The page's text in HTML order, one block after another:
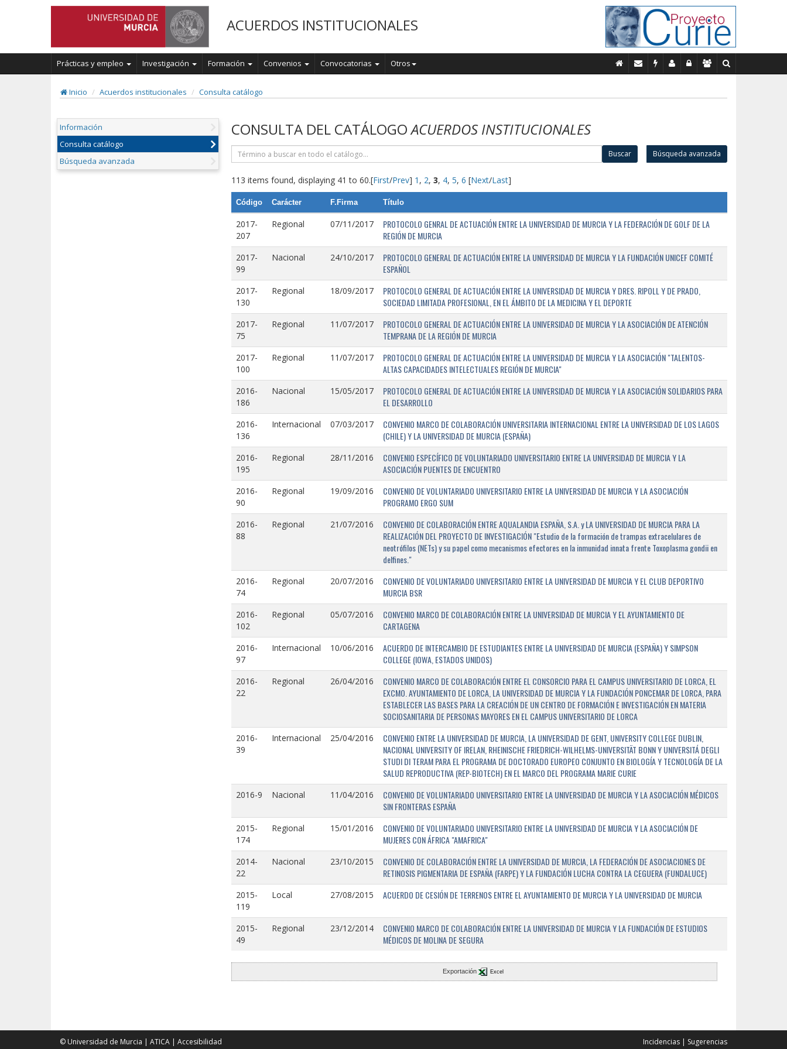
ACUERDOS INSTITUCIONALES
Prácticas y empleo Investigación Formación Convenios Convocatorias Otros
Inicio Acuerdos institucionales Consulta catálogo
Información
Consulta catálogo
Búsqueda avanzada
CONSULTA DEL CATÁLOGOACUERDOS INSTITUCIONALES
Buscar Búsqueda avanzada
113 items found, displaying 41 to 60.[First/Prev] 1 , 2, 3, 4, 5, 6 [Next/Last]
Código Carácter F.Firma Título
2017-
207
Regional 07/11/2017
PROTOCOLO GENRAL DE ACTUACIÓN ENTRE LA UNIVERSIDAD DE MURCIA Y LA FEDERACIÓN DE GOLF DE LA
REGIÓN DE MURCIA
2017-
99
Nacional 24/10/2017
PROTOCOLO GENERAL DE ACTUACIÓN ENTRE LA UNIVERSIDAD DE MURCIA Y LA FUNDACIÓN UNICEF COMITÉ
ESPAÑOL
2017-
130
Regional 18/09/2017
PROTOCOLO GENERAL DE ACTUACIÓN ENTRE LA UNIVERSIDAD DE MURCIA Y DRES. RIPOLL Y DE PRADO,
SOCIEDAD LIMITADA PROFESIONAL, EN EL ÁMBITO DE LA MEDICINA Y EL DEPORTE
2017-
75
Regional 11/07/2017
PROTOCOLO GENERAL DE ACTUACIÓN ENTRE LA UNIVERSIDAD DE MURCIA Y LA ASOCIACIÓN DE ATENCIÓN
TEMPRANA DE LA REGIÓN DE MURCIA
2017-
100
Regional 11/07/2017
PROTOCOLO GENERAL DE ACTUACIÓN ENTRE LA UNIVERSIDAD DE MURCIA Y LA ASOCIACIÓN "TALENTOS-
ALTAS CAPACIDADES INTELECTUALES REGIÓN DE MURCIA"
2016-
186
Nacional 15/05/2017
PROTOCOLO GENERAL DE ACTUACIÓN ENTRE LA UNIVERSIDAD DE MURCIA Y LA ASOCIACIÓN SOLIDARIOS PARA
EL DESARROLLO
2016-
136
Internacional 07/03/2017
CONVENIO MARCO DE COLABORACIÓN UNIVERSITARIA INTERNACIONAL ENTRE LA UNIVERSIDAD DE LOS LAGOS
(CHILE) Y LA UNIVERSIDAD DE MURCIA (ESPAÑA)
2016-
195
Regional 28/11/2016
CONVENIO ESPECÍFICO DE VOLUNTARIADO UNIVERSITARIO ENTRE LA UNIVERSIDAD DE MURCIA Y LA
ASOCIACIÓN PUENTES DE ENCUENTRO
2016-
90
Regional 19/09/2016
CONVENIO DE VOLUNTARIADO UNIVERSITARIO ENTRE LA UNIVERSIDAD DE MURCIA Y LA ASOCIACIÓN
PROGRAMO ERGO SUM
2016-
88
Regional 21/07/2016
CONVENIO DE COLABORACIÓN ENTRE AQUALANDIA ESPAÑA, S.A. y LA UNIVERSIDAD DE MURCIA PARA LA
REALIZACIÓN DEL PROYECTO DE INVESTIGACIÓN "Estudio de la formación de trampas extracelulares de
neotrófilos (NETs) y su papel como mecanismos efectores en la inmunidad innata frente Toxoplasma gondii en
delfines."
2016-
74
Regional 20/07/2016
CONVENIO DE VOLUNTARIADO UNIVERSITARIO ENTRE LA UNIVERSIDAD DE MURCIA Y EL CLUB DEPORTIVO
MURCIA BSR
2016-
102
Regional 05/07/2016
CONVENIO MARCO DE COLABORACIÓN ENTRE LA UNIVERSIDAD DE MURCIA Y EL AYUNTAMIENTO DE
CARTAGENA
2016-
97
Internacional 10/06/2016
ACUERDO DE INTERCAMBIO DE ESTUDIANTES ENTRE LA UNIVERSIDAD DE MURCIA (ESPAÑA) Y SIMPSON
COLLEGE (IOWA, ESTADOS UNIDOS)
2016-
22
Regional 26/04/2016
CONVENIO MARCO DE COLABORACIÓN ENTRE EL CONSORCIO PARA EL CAMPUS UNIVERSITARIO DE LORCA, EL
EXCMO. AYUNTAMIENTO DE LORCA, LA UNIVERSIDAD DE MURCIA Y LA FUNDACIÓN PONCEMAR DE LORCA, PARA
ESTABLECER LAS BASES PARA LA CREACIÓN DE UN CENTRO DE FORMACIÓN E INVESTIGACIÓN EN MATERIA
SOCIOSANITARIA DE PERSONAS MAYORES EN EL CAMPUS UNIVERSITARIO DE LORCA
2016-
39
Internacional 25/04/2016
CONVENIO ENTRE LA UNIVERSIDAD DE MURCIA, LA UNIVERSIDAD DE GENT, UNIVERSITY COLLEGE DUBLIN,
NACIONAL UNIVERSITY OF IRELAN, RHEINISCHE FRIEDRICH-WILHELMS-UNIVERSITÄT BONN Y UNIVERSITÁ DEGLI
STUDI DI TERAM PARA EL PROGRAMA DE DOCTORADO EUROPEO CONJUNTO EN BIOLOGÍA Y TECNOLOGÍA DE LA
SALUD REPRODUCTIVA (REP-BIOTECH) EN EL MARCO DEL PROGRAMA MARIE CURIE
2016-9 Nacional 11/04/2016
CONVENIO DE VOLUNTARIADO UNIVERSITARIO ENTRE LA UNIVERSIDAD DE MURCIA Y LA ASOCIACIÓN MÉDICOS
SIN FRONTERAS ESPAÑA
2015-
174
Regional 15/01/2016
CONVENIO DE VOLUNTARIADO UNIVERSITARIO ENTRE LA UNIVERSIDAD DE MURCIA Y LA ASOCIACIÓN DE
MUJERES CON ÁFRICA "AMAFRICA"
2014-
22
Nacional 23/10/2015
CONVENIO DE COLABORACIÓN ENTRE LA UNIVERSIDAD DE MURCIA, LA FEDERACIÓN DE ASOCIACIONES DE
RETINOSIS PIGMENTARIA DE ESPAÑA (FARPE) Y LA FUNDACIÓN LUCHA CONTRA LA CEGUERA (FUNDALUCE)
2015-
119
Local 27/08/2015 ACUERDO DE CESIÓN DE TERRENOS ENTRE EL AYUNTAMIENTO DE MURCIA Y LA UNIVERSIDAD DE MURCIA
2015-
49
Regional 23/12/2014
CONVENIO MARCO DE COLABORACIÓN ENTRE LA UNIVERSIDAD DE MURCIA Y LA FUNDACIÓN DE ESTUDIOS
MÉDICOS DE MOLINA DE SEGURA
Exportación Excel
© Universidad de Murcia ATICA Accesibilidad Incidencias Sugerencias